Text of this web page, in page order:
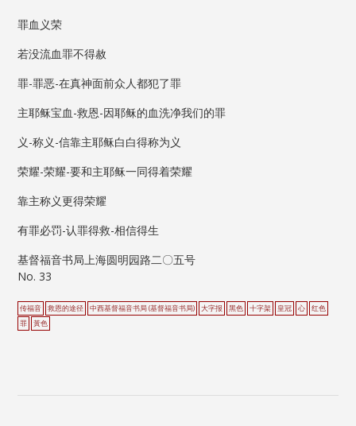
罪血义荣
若没流血罪不得赦
罪-罪恶-在真神面前众人都犯了罪
主耶稣宝血-救恩-因耶稣的血洗净我们的罪
义-称义-信靠主耶稣白白得称为义
荣耀-荣耀-要和主耶稣一同得着荣耀
靠主称义更得荣耀
有罪必罚-认罪得救-相信得生
基督福音书局上海圆明园路二〇五号
No. 33
传福音 救恩的途径 中西基督福音书局 (基督福音书局) 大字报 黑色 十字架 皇冠 心
红色
罪
黃色